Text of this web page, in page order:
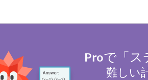
Proで「ス
難しい